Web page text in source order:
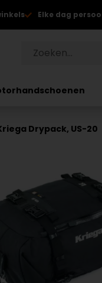
Elke dag
Drypack, US-20